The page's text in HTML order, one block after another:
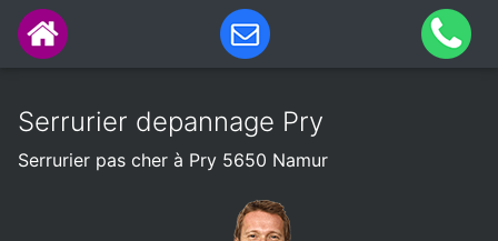
Serrurier depannage Pry
Serrurier pas cher à Pry 5650 Namur